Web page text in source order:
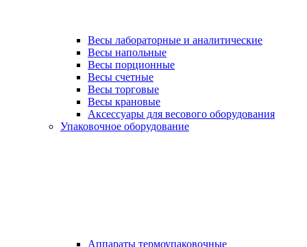
Весы лабораторные и аналитические
Весы напольные
Весы порционные
Весы счетные
Весы торговые
Весы крановые
Аксессуары для весового оборудования
Упаковочное оборудование
Аппараты термоупаковочные